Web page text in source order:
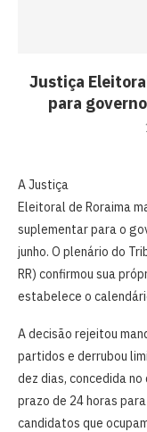
Justiça
para
A Justiça
Eleitoral de Roraima
suplementar para o
junho. O plenário do
RR) confirmou sua
estabelece o
A decisão rejeitou
partidos e derrubou
dez dias, concedida
prazo de 24 horas
candidatos que